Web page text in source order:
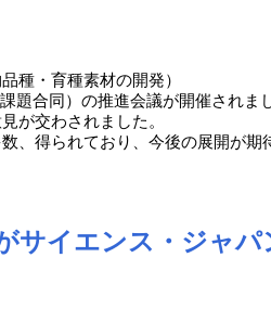
種・育種素材の開発）
題合同）の推進会議が開催されま
が交わされました。
、得られており、今後の展開が期
サイエンス・ジャ